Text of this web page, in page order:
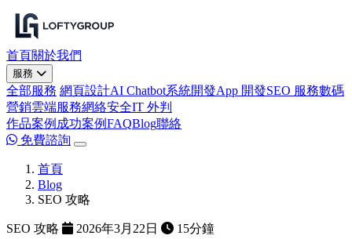
首頁關於我們
服務
全部服務 網頁設計AI Chatbot系統開發App 開發SEO 服務數碼
營銷雲端服務網絡安全IT 外判
作品案例 成功案例FAQBlog聯絡
免費諮詢
首頁
Blog
SEO 攻略
SEO 攻略 2026年3月22日 15分鐘